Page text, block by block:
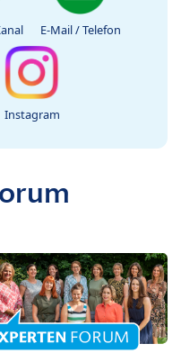
E-Mail / Telefon
Instagram